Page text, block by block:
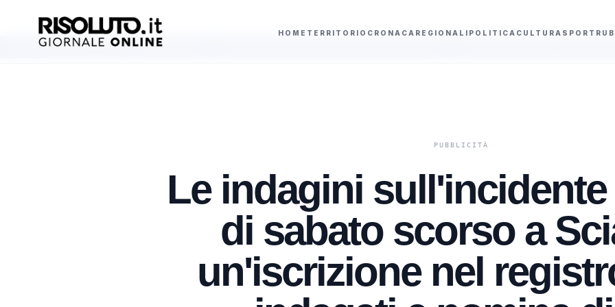
HOME TERRITORIO CRONACA REGIONALI POLITICA CULTURA SPORT
AGGIORNAMENTI
il divieto di detenzione armi Marcinelle, Pendolino ricorda gli emigrati agrigentini
Le indagini sull'incidente
di sabato scorso a
un'iscrizione nel